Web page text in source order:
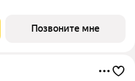
31 АВГУСТА выгодные
Позвоните мне